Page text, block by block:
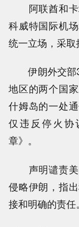
阿联酋和卡
科威特国际机
统一立场，采取
伊朗外交部3
地区的两个国
什姆岛的一处
仅违反停火协
章》。
声明谴责美
侵略伊朗，指
接和明确的责任